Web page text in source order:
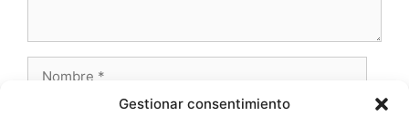
Gestionar consentimiento